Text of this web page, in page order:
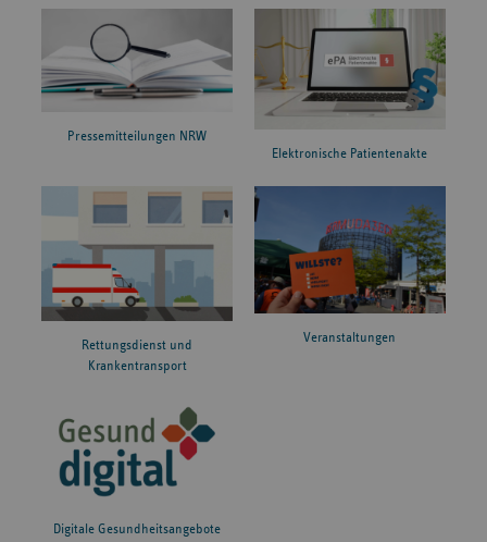
Pressemitteilungen NRW
Elektronische Patientenakte
Rettungsdienst und
Krankentransport
Veranstaltungen
Digitale Gesundheitsangebote